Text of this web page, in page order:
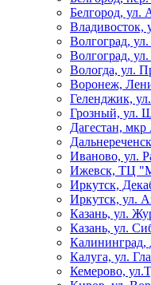
Белгород, ул.
Владивосток,
Волгоград,
Волгоград,
Вологда, ул.
Воронеж,
Геленджик,
Грозный, ул.
Дагестан,
Иваново, ул.
Ижевск, ТЦ
Иркутск,
Иркутск, ул.
Казань, ул.
Казань, ул.
Калининград,
Калуга, ул.
Кемерово,